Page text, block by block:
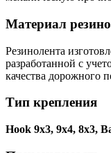
Материал
Резинолента
разработанной с
качества дорожного
Тип крепления
Hook 9х3, 9х4, 8х3,